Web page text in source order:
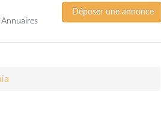
Annuaires
Déposer une annonce